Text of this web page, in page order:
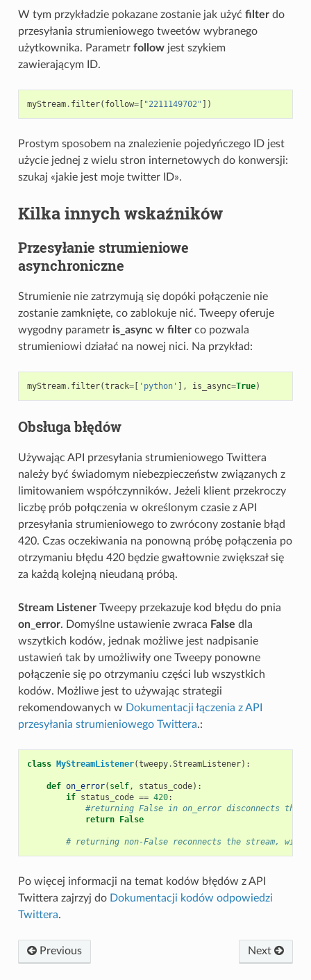
W tym przykładzie pokazane zostanie jak użyć filterdo
przesyłania strumieniowego tweetów wybranego
użytkownika. Parametr followjest szykiem
zawierającym ID.
myStream. filter( follow=[ "2211149702" ])
Prostym sposobem na znalezienie pojedyńczego ID jest
użycie jednej z wielu stron internetowych do konwersji:
szukaj «jakie jest moje twitter ID».
Kilka innych wskaźników
Przesyłanie strumieniowe
asynchroniczne
Strumienie nie zatrzymują się dopóki połączenie nie
zostanie zamknięte, co zablokuje nić. Tweepy oferuje
wygodny parametr is_asyncw filterco pozwala
strumieniowi działać na nowej nici. Na przykład:
myStream. filter(track=[ 'python' ], is_async=True)
Obsługa błędów
Używając API przesyłania strumieniowego Twittera
należy być świadomym niebezpieczeństw związanych z
limitowaniem współczynników. Jeżeli klient przekroczy
liczbę prób połqczenia w określonym czasie z API
przesyłania strumieniowego to zwrócony zostanie błąd
420. Czas oczekiwania na ponowną próbę połączenia po
otrzymaniu błędu 420 będzie gwałtownie zwiększał się
za każdą kolejną nieudaną próbą.
Stream ListenerTweepy przekazuje kod błędu do pnia
on_error. Domyślne ustawienie zwraca False dla
wszytkich kodów, jednak możliwe jest nadpisanie
ustawień tak by umożliwiły one Tweepy ponowne
połączenie się po otrzymaniu części lub wszystkich
kodów. Możliwe jest to używając strategii
rekomendowanych w Dokumentacji łączenia z API
przesyłania strumieniowego Twittera.:
class MyStreamListener(tweepy.StreamListener):
def on_error( self, status_code):
if status_code == 420:
#returning False in on_error disconnects the
return False
# returning non-False reconnects the stream, with
Po więcej informacji na temat kodów błędów z API
Twittera zajrzyj do Dokumentacji kodów odpowiedzi
Twittera.
Next
Previous